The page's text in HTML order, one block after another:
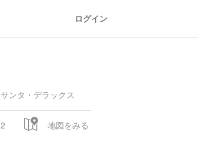
ログイン
サンタ・デラックス
2 地図をみる